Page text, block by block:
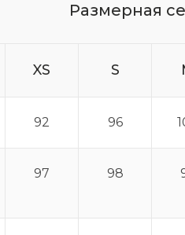
Размерная
XS S
92 96
97 98